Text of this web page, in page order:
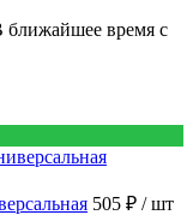
ближайшее время с
505 ₽ / шт